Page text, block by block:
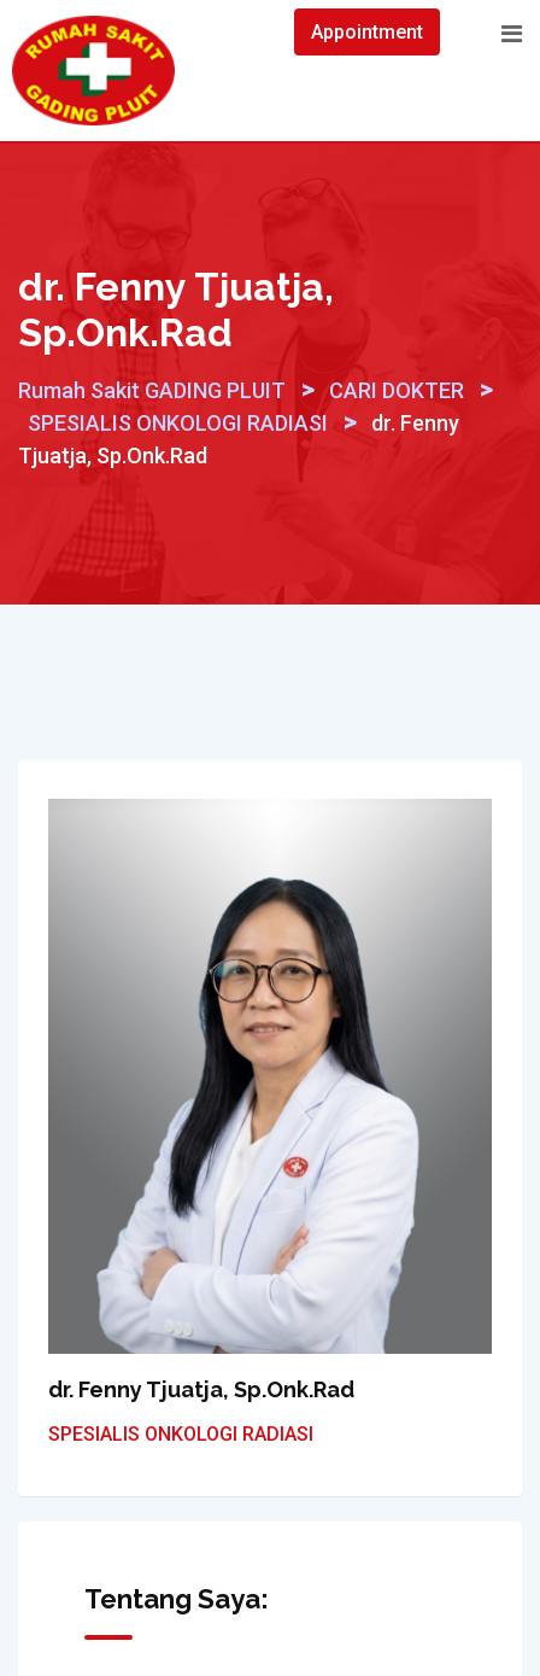
content
Appointment
dr. Fenny Tjuatja,
Sp.Onk.Rad
Rumah Sakit GADING PLUIT > CARI DOKTER >
SPESIALIS ONKOLOGI RADIASI >
dr. Fenny
Tjuatja, Sp.Onk.Rad
dr. Fenny Tjuatja, Sp.Onk.Rad
SPESIALIS ONKOLOGI RADIASI
Tentang Saya: